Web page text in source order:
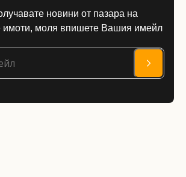
новини от пазара на
имоти, моля впишете Вашия имейл